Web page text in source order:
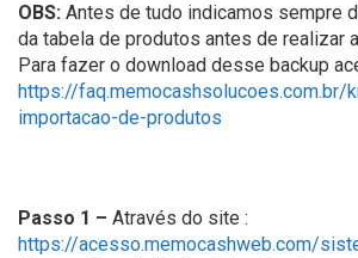
OBS: Antes de tudo indicamos sempre
da tabela de produtos antes de realizar
Para fazer o download desse backup
https://faq.memocashsolucoes.com.br/
importacao-de-produtos
Passo 1 – Através do site :
https://acesso.memocashweb.com/